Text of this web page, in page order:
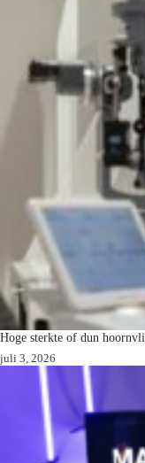
Hoge sterkte of dun
juli 3, 2026